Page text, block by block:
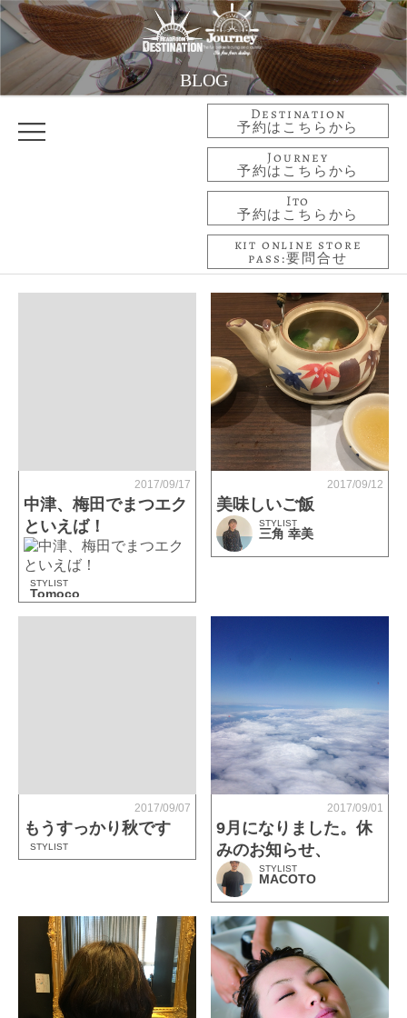
BLOG
Destination
予約はこちらから
Journey
予約はこちらから
Ito
予約はこちらから
kit online store
pass:要問合せ
2017/09/17
中津、梅田でまつエク
といえば！
STYLIST
Tomoco
2017/09/12
美味しいご飯
STYLIST
三角 幸美
2017/09/07
もうすっかり秋です
STYLIST
2017/09/01
9月になりました。休
みのお知らせ、
STYLIST
MACOTO